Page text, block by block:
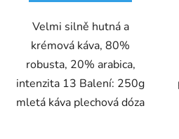
Velmi silně hutná a
krémová káva, 80%
robusta, 20% arabica,
intenzita 13 Balení: 250g
mletá káva plechová dóza